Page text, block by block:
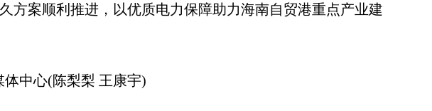
方案顺利推进，以优质电力保障助力海南自贸港重点产业建
中心(陈梨梨 王康宇)